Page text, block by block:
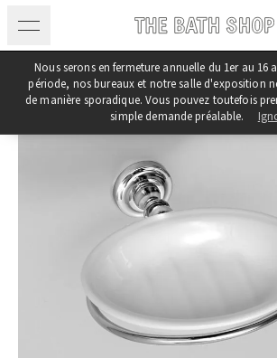
Nous serons en fermeture annuelle du 1er au 16
période, nos bureaux et notre salle d'exposition
de manière sporadique. Vous pouvez toutefois
simple demande préalable.